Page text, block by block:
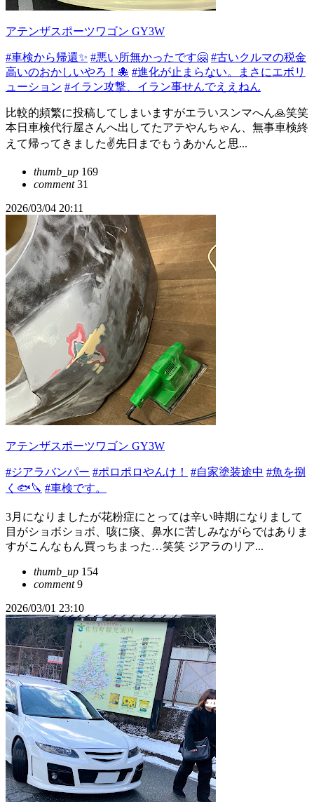
アテンザスポーツワゴン GY3W
#車検から帰還✨ #悪い所無かったです🤗 #古いクルマの税金
高いのおかしいやろ！🐙 #進化が止まらない。まさにエボリ
ューション #イラン攻撃、イラン事せんでええねん
比較的頻繁に投稿してしまいますがエラいスンマへん🙏笑笑
本日車検代行屋さんへ出してたアテやんちゃん、無事車検終
えて帰ってきました✌️先日までもうあかんと思...
thumb_up 169
comment31
2026/03/04 20:11
アテンザスポーツワゴン GY3W
#ジアラバンパー #ポロポロやんけ！ #自家塗装途中 #魚を捌
く🐟🔪 #車検です。
3月になりましたが花粉症にとっては辛い時期になりまして
目がショボショボ、咳に痰、鼻水に苦しみながらではありま
すがこんなもん買っちまった…笑笑 ジアラのリア...
thumb_up 154
comment9
2026/03/01 23:10